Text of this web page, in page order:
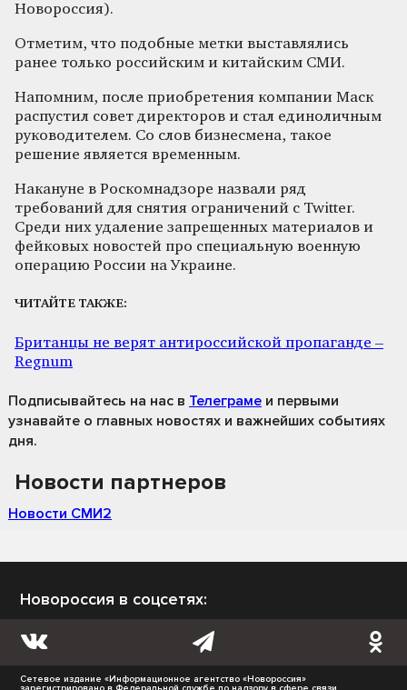
Новороссия).
Отметим, что подобные метки выставлялись
ранее только российским и китайским СМИ.
Напомним, после приобретения компании Маск
распустил совет директоров и стал единоличным
руководителем. Со слов бизнесмена, такое
решение является временным.
Накануне в Роскомнадзоре назвали ряд
требований для снятия ограничений с Twitter.
Среди них удаление запрещенных материалов и
фейковых новостей про специальную военную
операцию России на Украине.
ЧИТАЙТЕ ТАКЖЕ:
Британцы не верят антироссийской пропаганде –
Regnum
Подписывайтесь на нас в Телеграме и первыми
узнавайте о главных новостях и важнейших событиях
дня.
Новости партнеров
Новости СМИ2
Новороссия в соцсетях:
Сетевое издание «Информационное агентство «Новороссия»